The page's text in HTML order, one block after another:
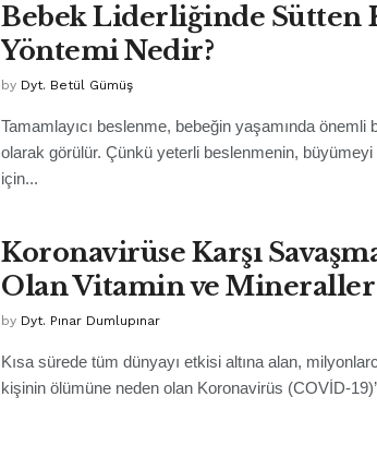
Bebek Liderliğinde Sütten
Yöntemi Nedir?
by Dyt. Betül Gümüş
Tamamlayıcı beslenme, bebeğin yaşamında önemli
olarak görülür. Çünkü yeterli beslenmenin,
için...
Koronavirüse Karşı
Olan Vitamin ve
by Dyt. Pınar Dumlupınar
Kısa sürede tüm dünyayı etkisi altına alan,
kişinin ölümüne neden olan Koronavirüs (COVİD-